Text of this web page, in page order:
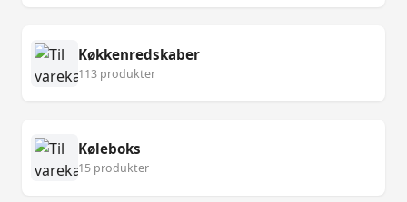
Køkkenredskaber
113 produkter
Køleboks
15 produkter